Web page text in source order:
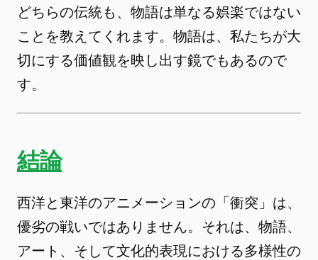
どちらの伝統も、物語は単なる娯楽ではない
ことを教えてくれます。物語は、私たちが大
切にする価値観を映し出す鏡でもあるので
す。
結論
西洋と東洋のアニメーションの「衝突」は、
優劣の戦いではありません。それは、物語、
アート、そして文化的表現における多様性の